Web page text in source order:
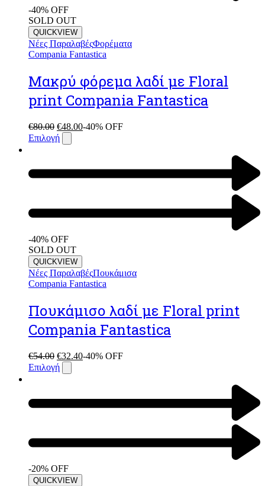
-40% OFF
SOLD OUT
QUICKVIEW
Νέες ΠαραλαβέςΦορέματα
Compania Fantastica
Μακρύ φόρεμα λαδί με Floral
print Compania Fantastica
€80.00 €48.00-40% OFF
Επιλογή
-40% OFF
SOLD OUT
QUICKVIEW
Νέες ΠαραλαβέςΠουκάμισα
Compania Fantastica
Πουκάμισο λαδί με Floral print
Compania Fantastica
€54.00 €32.40-40% OFF
Επιλογή
-20% OFF
QUICKVIEW